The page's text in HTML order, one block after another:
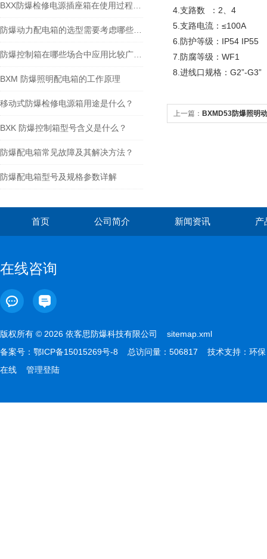
BXM 防爆照明配电箱的工作原理
移动式防爆检修电源箱用途是什么？
BXK 防爆控制箱型号含义是什么？
防爆配电箱常见故障及其解决方法？
防爆配电箱型号及规格参数详解
4.支路数 ：2、4
5.支路电流：≤100A
6.防护等级：IP54 IP55
7.防腐等级：WF1
8.进线口规格：G2”-G3”
上一篇： BXMD53防爆照明
首页 公司简介 新闻资讯 产
在线咨询
版权所有 © 2026 依客思防爆科技有限公司 sitemap.xml
备案号： 鄂ICP备15015269号-8 总访问量：506817 技术支持： 环保
在线
管理登陆